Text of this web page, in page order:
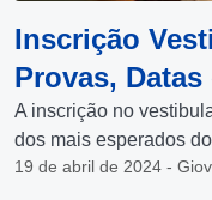
Inscrição
Provas,
A inscrição no
dos mais esperados
19 de abril de 2024 -